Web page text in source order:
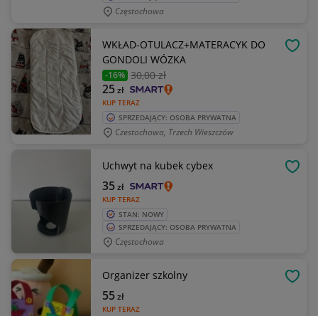
Częstochowa
WKŁAD-OTULACZ+MATERACYK DO
GONDOLI WÓZKA
-16% 30,00 zł
KUP TERAZ
25zł
SPRZEDAJĄCY: OSOBA PRYWATNA
Czestochowa, Trzech Wieszczów
Uchwyt na kubek cybex
KUP TERAZ
35zł
STAN: NOWY
SPRZEDAJĄCY: OSOBA PRYWATNA
Częstochowa
Organizer szkolny
KUP TERAZ
55zł